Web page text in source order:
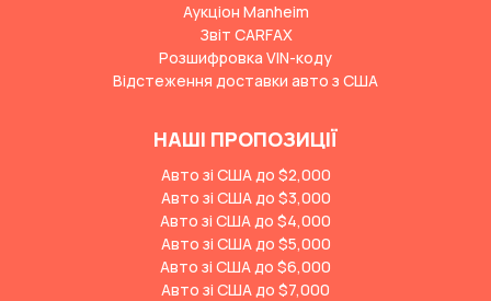
Аукціон Manheim
Звіт CARFAX
Розшифровка VIN-коду
Відстеження доставки авто з США
НАШІ ПРОПОЗИЦІЇ
Авто зі США до $2,000
Авто зі США до $3,000
Авто зі США до $4,000
Авто зі США до $5,000
Авто зі США до $6,000
Авто зі США до $7,000